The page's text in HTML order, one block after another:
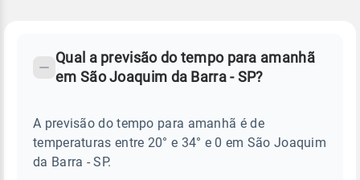
JOAQUIM
BARRA
Perguntas
sobre
chuva
Qual a previsão do tempo para amanhã
em São Joaquim da Barra - SP?
A previsão do tempo para amanhã é de
temperaturas entre 20° e 34° e 0 em São Joaquim
da Barra - SP.